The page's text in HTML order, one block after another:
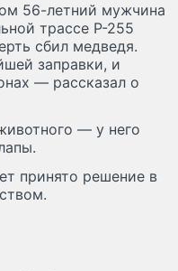
56-летний мужчина
трассе Р-255
сбил медведя.
заправки, и
— рассказал о
— у него
принято решение в